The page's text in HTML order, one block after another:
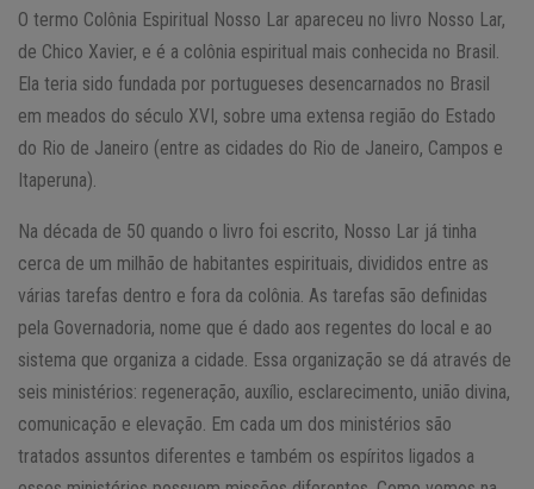
O termo Colônia Espiritual Nosso Lar apareceu no livro Nosso Lar,
de Chico Xavier, e é a colônia espiritual mais conhecida no Brasil.
Ela teria sido fundada por portugueses desencarnados no Brasil
em meados do século XVI, sobre uma extensa região do Estado
do Rio de Janeiro (entre as cidades do Rio de Janeiro, Campos e
Itaperuna).
Na década de 50 quando o livro foi escrito, Nosso Lar já tinha
cerca de um milhão de habitantes espirituais, divididos entre as
várias tarefas dentro e fora da colônia. As tarefas são definidas
pela Governadoria, nome que é dado aos regentes do local e ao
sistema que organiza a cidade. Essa organização se dá através de
seis ministérios: regeneração, auxílio, esclarecimento, união divina,
comunicação e elevação. Em cada um dos ministérios são
tratados assuntos diferentes e também os espíritos ligados a